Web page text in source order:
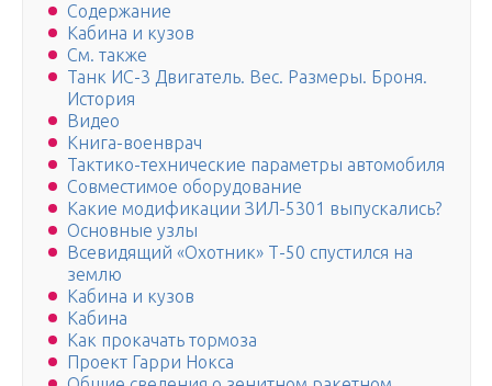
Содержание
Кабина и кузов
См. также
Танк ИС-3 Двигатель. Вес. Размеры. Броня.
История
Видео
Книга-военврач
Тактико-технические параметры автомобиля
Совместимое оборудование
Какие модификации ЗИЛ-5301 выпускались?
Основные узлы
Всевидящий «Охотник» Т-50 спустился на
землю
Кабина и кузов
Кабина
Как прокачать тормоза
Проект Гарри Нокса